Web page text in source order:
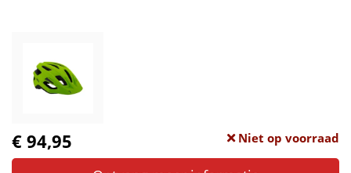
€ 94,95 Niet op voorraad